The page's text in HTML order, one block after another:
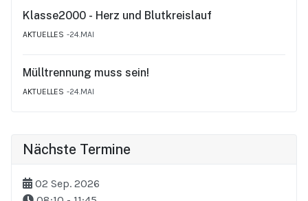
Klasse2000 - Herz und Blutkreislauf
AKTUELLES 24.MAI
Mülltrennung muss sein!
AKTUELLES 24.MAI
Nächste Termine
02 Sep. 2026